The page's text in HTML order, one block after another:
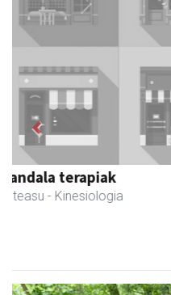
Zabala bitxitegia
Andoain - Bitxitegiak
Previous